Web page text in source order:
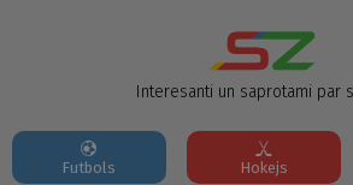
Interesanti un saprotami par
Futbols Hokejs